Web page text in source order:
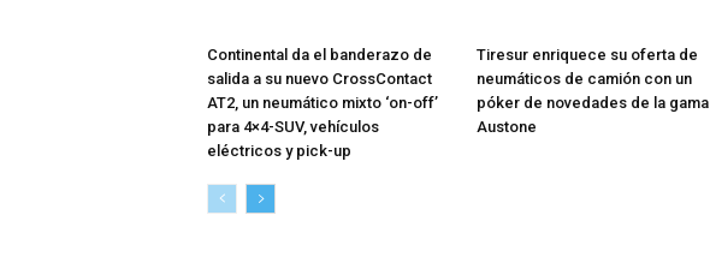
Continental da el banderazo de
salida a su nuevo CrossContact
AT2, un neumático mixto ‘on-off’
para 4×4-SUV, vehículos
eléctricos y pick-up
Tiresur enriquece su oferta de
neumáticos de camión con un
póker de novedades de la gama
Austone